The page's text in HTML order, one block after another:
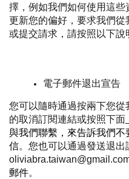
擇，例如我們如何使用這
更新您的偏好，要求我們
或提交請求，請按照以下說
電子郵件退出宣告
您可以隨時通過按兩下您
的取消訂閱連結或按照下面
與我們聯繫，來告訴我們
信。您也可以通過發送退出
郵件。